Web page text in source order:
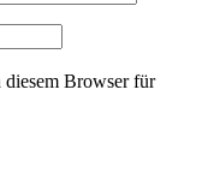
Browser für